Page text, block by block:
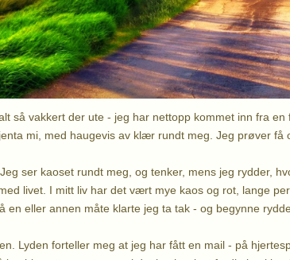
så vakkert der ute - jeg har nettopp kommet inn fra en
mi, med haugevis av klær rundt meg. Jeg prøver få
ser kaoset rundt meg, og tenker, mens jeg rydder,
livet. I mitt liv har det vært mye kaos og rot, lange
eller annen måte klarte jeg ta tak - og begynne
Lyden forteller meg at jeg har fått en mail - på